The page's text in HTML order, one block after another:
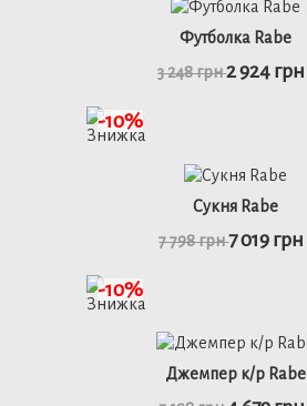
Футболка Rabe
3 248 грн2 924 грн
48 50
Сукня Rabe
7 798 грн7 019 грн
-10%
Джемпер к/р Rabe
-10%